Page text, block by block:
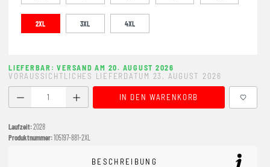
2XL 3XL 4XL
LIEFERBAR: VERSAND AM 20. AUGUST 2026
VORAUSSICHTLICHES LIEFERDATUM 23. AUGUST 2026
Produkt Anzahl: Gib den gewünschten Wert ein oder
IN DEN WARENKORB
Laufzeit:2028
Produktnummer:105197-881-2XL
BESCHREIBUNG